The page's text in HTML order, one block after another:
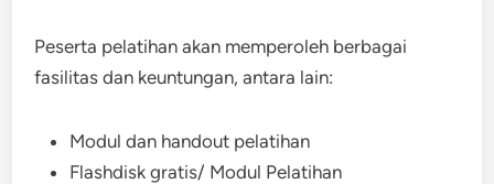
Peserta pelatihan akan memperoleh berbagai
fasilitas dan keuntungan, antara lain:
Modul dan handout pelatihan
Flashdisk gratis/ Modul Pelatihan